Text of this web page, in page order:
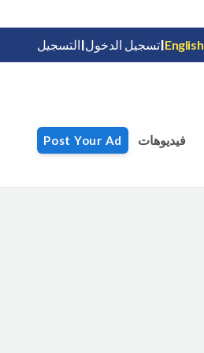
English
|تسجيل الدخول|التسجيل
فيديوهات Post Your Ad